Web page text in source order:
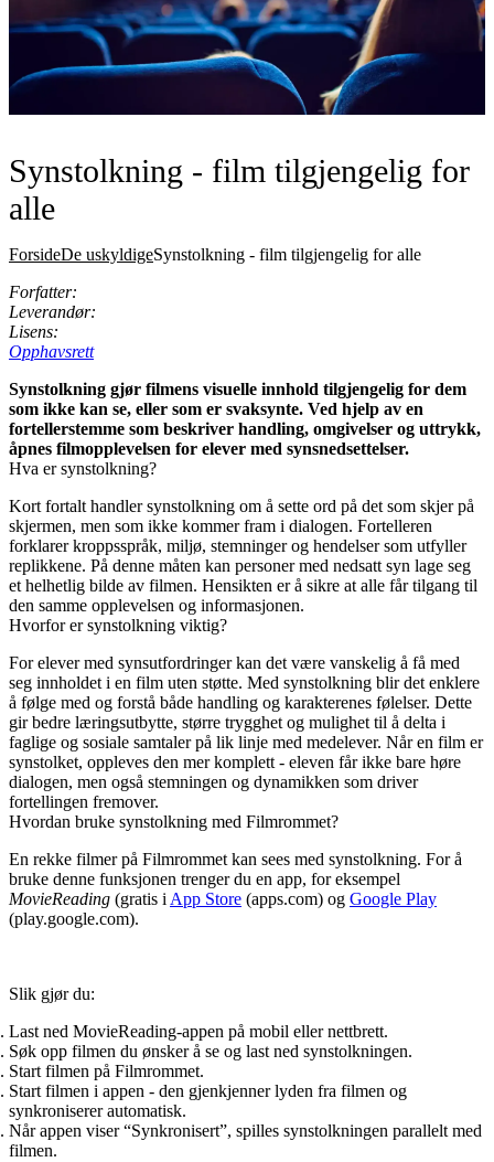
Synstolkning - film tilgjengelig for
alle
ForsideDe uskyldigeSynstolkning - film tilgjengelig for alle
Forfatter:
Leverandør:
Lisens:
Opphavsrett
Synstolkning gjør filmens visuelle innhold tilgjengelig for dem
som ikke kan se, eller som er svaksynte. Ved hjelp av en
fortellerstemme som beskriver handling, omgivelser og uttrykk,
åpnes filmopplevelsen for elever med synsnedsettelser.
Hva er synstolkning?
Kort fortalt handler synstolkning om å sette ord på det som skjer på
skjermen, men som ikke kommer fram i dialogen. Fortelleren
forklarer kroppsspråk, miljø, stemninger og hendelser som utfyller
replikkene. På denne måten kan personer med nedsatt syn lage seg
et helhetlig bilde av filmen. Hensikten er å sikre at alle får tilgang til
den samme opplevelsen og informasjonen.
Hvorfor er synstolkning viktig?
For elever med synsutfordringer kan det være vanskelig å få med
seg innholdet i en film uten støtte. Med synstolkning blir det enklere
å følge med og forstå både handling og karakterenes følelser. Dette
gir bedre læringsutbytte, større trygghet og mulighet til å delta i
faglige og sosiale samtaler på lik linje med medelever. Når en film er
synstolket, oppleves den mer komplett - eleven får ikke bare høre
dialogen, men også stemningen og dynamikken som driver
fortellingen fremover.
Hvordan bruke synstolkning med Filmrommet?
En rekke filmer på Filmrommet kan sees med synstolkning. For å
bruke denne funksjonen trenger du en app, for eksempel
MovieReading (gratis i App Store (apps.com) og Google Play
(play.google.com).
Slik gjør du:
Last ned MovieReading-appen på mobil eller nettbrett.
Søk opp filmen du ønsker å se og last ned synstolkningen.
Start filmen på Filmrommet.
Start filmen i appen - den gjenkjenner lyden fra filmen og
synkroniserer automatisk.
Når appen viser“Synkronisert”, spilles synstolkningen parallelt med
filmen.